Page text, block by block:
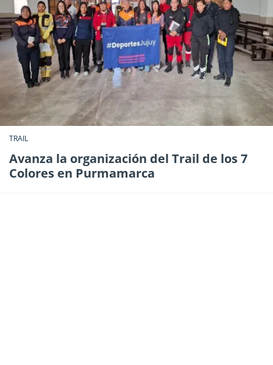
TRAIL
Avanza la organización del Trail de los 7
Colores en Purmamarca